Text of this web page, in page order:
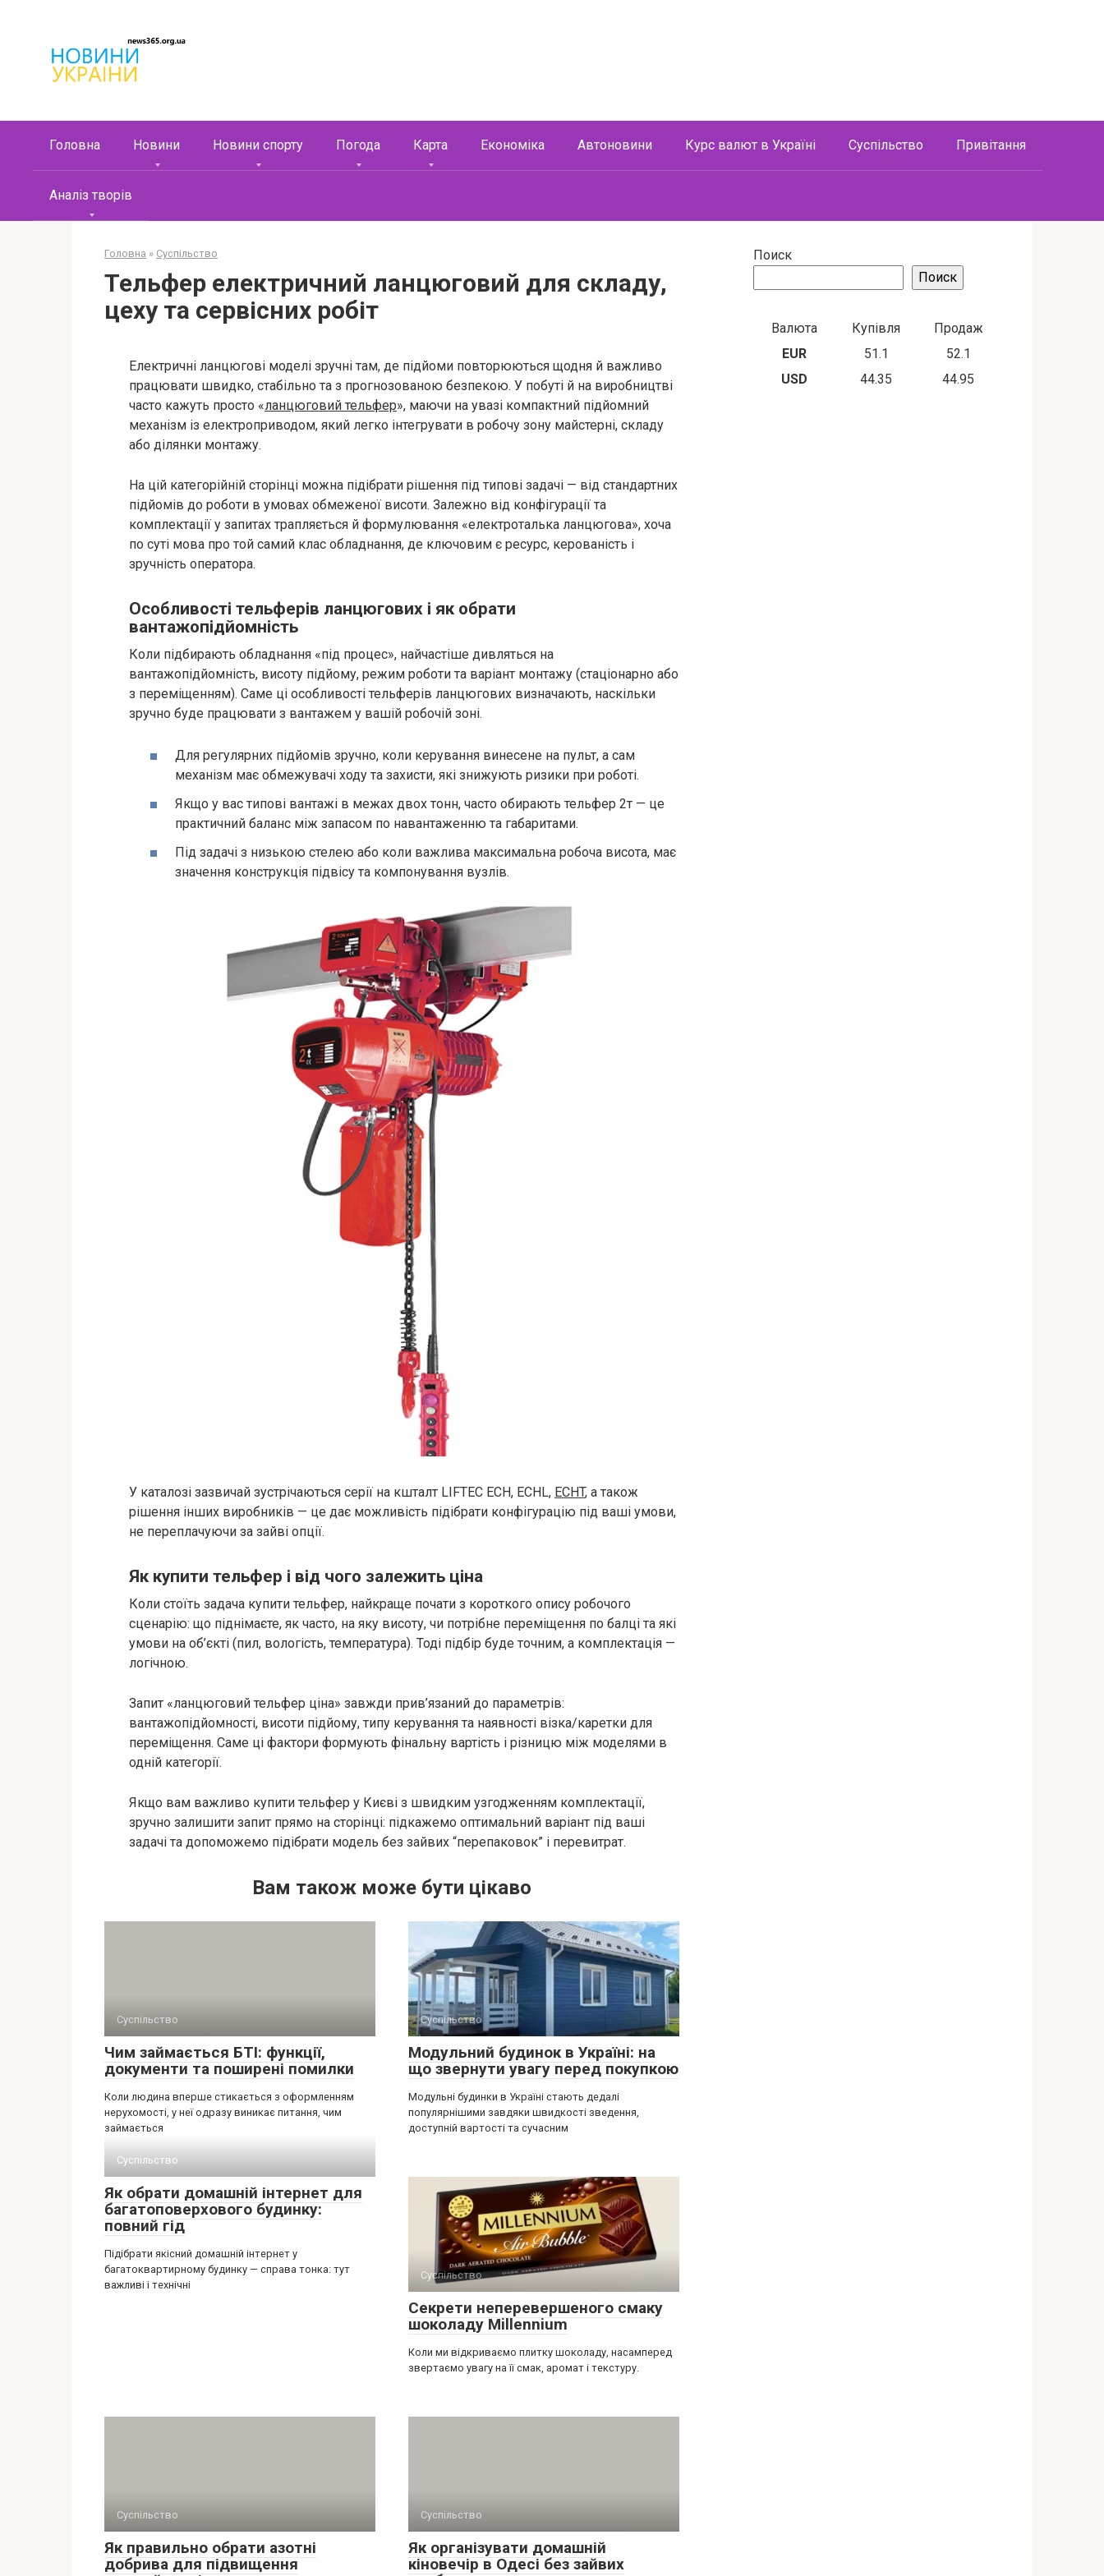
контенту
Головна Новини Новини спорту Погода Карта Економіка Автоновини Курс валют в Україні Суспільство Привітання
Аналіз творів
Головна » Суспільство
Тельфер електричний ланцюговий для складу,
цеху та сервісних робіт
Електричні ланцюгові моделі зручні там, де підйоми повторюються щодня й важливо
працювати швидко, стабільно та з прогнозованою безпекою. У побуті й на виробництві
часто кажуть просто «ланцюговий тельфер», маючи на увазі компактний підйомний
механізм із електроприводом, який легко інтегрувати в робочу зону майстерні, складу
або ділянки монтажу.
На цій категорійній сторінці можна підібрати рішення під типові задачі — від стандартних
підйомів до роботи в умовах обмеженої висоти. Залежно від конфігурації та
комплектації у запитах трапляється й формулювання «електроталька ланцюгова», хоча
по суті мова про той самий клас обладнання, де ключовим є ресурс, керованість і
зручність оператора.
Особливості тельферів ланцюгових і як обрати
вантажопідйомність
Коли підбирають обладнання «під процес», найчастіше дивляться на
вантажопідйомність, висоту підйому, режим роботи та варіант монтажу (стаціонарно або
з переміщенням). Саме ці особливості тельферів ланцюгових визначають, наскільки
зручно буде працювати з вантажем у вашій робочій зоні.
Для регулярних підйомів зручно, коли керування винесене на пульт, а сам
механізм має обмежувачі ходу та захисти, які знижують ризики при роботі.
Якщо у вас типові вантажі в межах двох тонн, часто обирають тельфер 2т — це
практичний баланс між запасом по навантаженню та габаритами.
Під задачі з низькою стелею або коли важлива максимальна робоча висота, має
значення конструкція підвісу та компонування вузлів.
У каталозі зазвичай зустрічаються серії на кшталт LIFTEC ECH, ECHL, ECHT, а також
рішення інших виробників — це дає можливість підібрати конфігурацію під ваші умови,
не переплачуючи за зайві опції.
Як купити тельфер і від чого залежить ціна
Коли стоїть задача купити тельфер, найкраще почати з короткого опису робочого
сценарію: що піднімаєте, як часто, на яку висоту, чи потрібне переміщення по балці та які
умови на об’єкті (пил, вологість, температура). Тоді підбір буде точним, а комплектація —
логічною.
Запит «ланцюговий тельфер ціна» завжди прив’язаний до параметрів:
вантажопідйомності, висоти підйому, типу керування та наявності візка/каретки для
переміщення. Саме ці фактори формують фінальну вартість і різницю між моделями в
одній категорії.
Якщо вам важливо купити тельфер у Києві з швидким узгодженням комплектації,
зручно залишити запит прямо на сторінці: підкажемо оптимальний варіант під ваші
задачі та допоможемо підібрати модель без зайвих “перепаковок” і перевитрат.
Вам також може бути цікаво
Суспільство
Чим займається БТІ: функції,
документи та поширені помилки
Коли людина вперше стикається з оформленням
нерухомості, у неї одразу виникає питання, чим
займається
Суспільство
Модульний будинок в Україні: на
що звернути увагу перед покупкою
Модульні будинки в Україні стають дедалі
популярнішими завдяки швидкості зведення,
доступній вартості та сучасним
Суспільство
Як обрати домашній інтернет для
багатоповерхового будинку:
повний гід
Підібрати якісний домашній інтернет у
багатоквартирному будинку — справа тонка: тут
важливі і технічні
Суспільство
Секрети неперевершеного смаку
шоколаду Millennium
Коли ми відкриваємо плитку шоколаду, насамперед
звертаємо увагу на її смак, аромат і текстуру.
Суспільство
Як правильно обрати азотні
добрива для підвищення
Суспільство
Як організувати домашній
кіновечір в Одесі без зайвих
Поиск
Поиск
Валюта Купівля
Продаж
EUR
51.1
52.1
USD
44.35 44.95